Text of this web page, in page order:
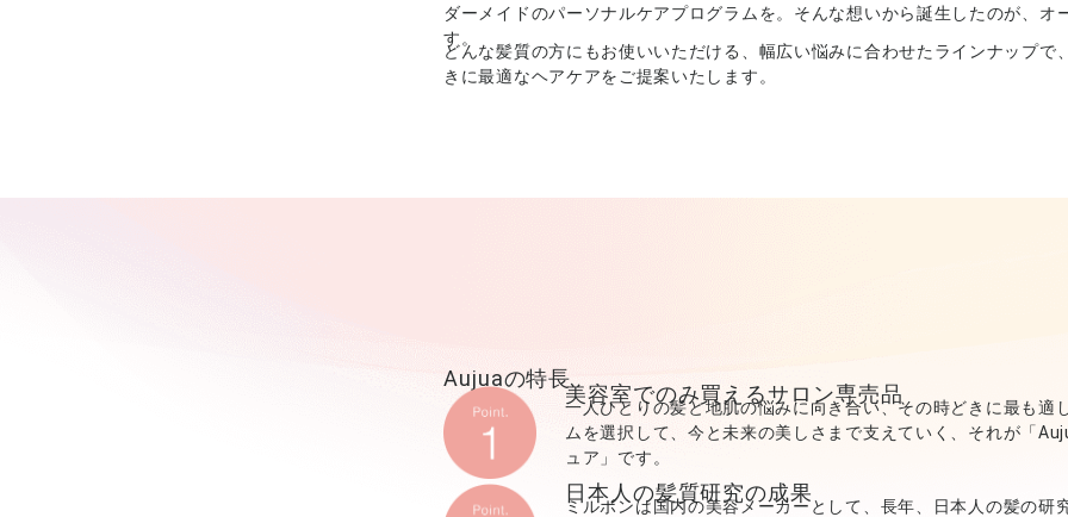
ダーメイドのパーソナルケアプログラムを。そんな想いから誕生したのが、オ
す。
どんな髪質の方にもお使いいただける、幅広い悩みに合わせたラインナップで
きに最適なヘアケアをご提案いたします。
Aujuaの特長
美容室でのみ買えるサロン専売品
一人ひとりの髪と地肌の悩みに向き合い、その時どきに最も適
ムを選択して、今と未来の美しさまで支えていく、それが「
ュア」です。
日本人の髪質研究の成果
ミルボンは国内の美容メーカーとして、長年、日本人の髪の研